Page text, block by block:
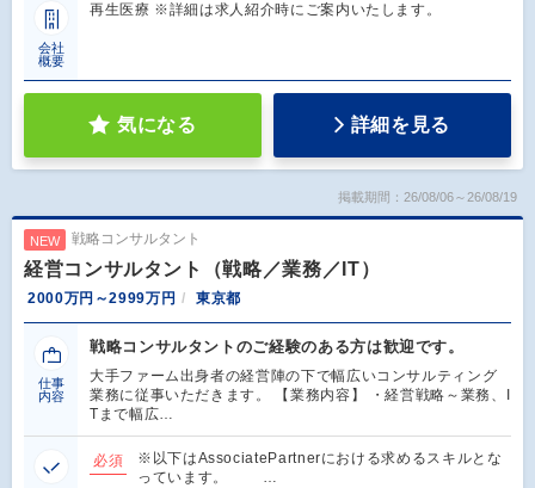
会社
概要
再生医療 ※詳細は求人紹介時にご案内いたします。
気になる 詳細を見る
掲載期間：26/08/06～26/08/19
NEW 戦略コンサルタント
経営コンサルタント（戦略／業務／IT）
2000万円～2999万円 東京都
仕事
内容
戦略コンサルタントのご経験のある方は歓迎です。
大手ファーム出身者の経営陣の下で幅広いコンサルティング
業務に従事いただきます。 【業務内容】 ・経営戦略～業務、I
Tまで幅広…
必須
※以下はAssociatePartnerにおける求めるスキルとな
っています。 …